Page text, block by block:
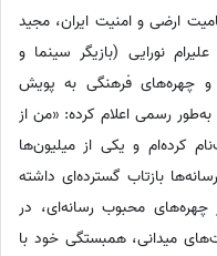
ارضی و امنیت ایران، مجید
نورایی (بازیگر سینما و
و چهره‌های فرهنگی به پویش
به‌طور رسمی اعلام کرده: «من از
کرده‌ام و یکی از میلیون‌ها
بازتاب گسترده‌ای داشته
محبوب رسانه‌ای، در
میدانی، همبستگی خود با